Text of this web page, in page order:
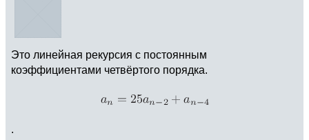
Это линейная рекурсия с постоянным
коэффициентами четвёртого порядка.
.